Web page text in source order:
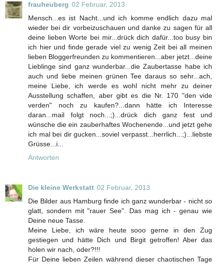
frauheuberg 02 Februar, 2013
Mensch...es ist Nacht...und ich komme endlich dazu mal
wieder bei dir vorbeizuschauen und danke zu sagen für all
deine lieben Worte bei mir...drück dich dafür...too busy bin
ich hier und finde gerade viel zu wenig Zeit bei all meinen
lieben Bloggerfreunden zu kommentieren...aber jetzt...deine
Lieblinge sind ganz wunderbar...die Zaubertasse habe ich
auch und liebe meinen grünen Tee daraus so sehr...ach,
meine Liebe, ich werde es wohl nicht mehr zu deiner
Ausstellung schaffen, aber gibt es die Nr. 170 "den vide
verden" noch zu kaufen?...dann hätte ich Interesse
daran...mail folgt noch...;)...drück dich ganz fest und
wünsche die ein zauberhaftes Wochenende...und jetzt gehe
ich mal bei dir gucken...soviel verpasst...herrlich...;)...liebste
Grüsse...i...
Antworten
Die kleine Werkstatt 02 Februar, 2013
Die Bilder aus Hamburg finde ich ganz wunderbar - nicht so
glatt, sondern mit "rauer See". Das mag ich - genau wie
Deine neue Tasse.
Meine Liebe, ich wäre heute sooo gerne in den Zug
gestiegen und hätte Dich und Birgit getroffen! Aber das
holen wir nach, oder?!!!
Für Deine lieben Zeilen während dieser chaotischen Tage